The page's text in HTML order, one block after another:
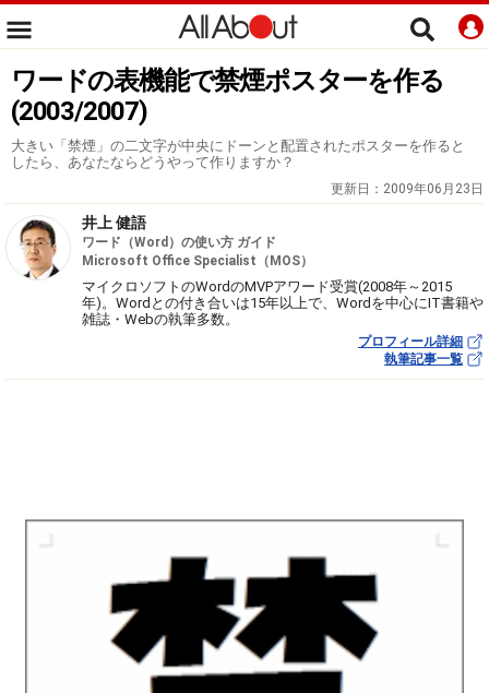
ワードの表機能で禁煙ポスターを作る
(2003/2007)
大きい「禁煙」の二文字が中央にドーンと配置されたポスターを作ると
したら、あなたならどうやって作りますか？
更新日： 2009年06月23日
井上 健語
ワード（Word）の使い方 ガイド
Microsoft Office Specialist（MOS）
マイクロソフトのWordのMVPアワード受賞(2008年～2015
年)。Wordとの付き合いは15年以上で、Wordを中心にIT書籍や
雑誌・Webの執筆多数。
プロフィール詳細
執筆記事一覧